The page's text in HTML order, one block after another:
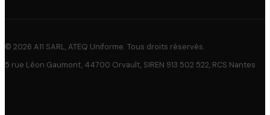
© 2026 A11 SARL, ATEQ Uniforme. Tous droits réservés.
5 rue Léon Gaumont, 44700 Orvault, SIREN 913 502 522, RCS Nantes